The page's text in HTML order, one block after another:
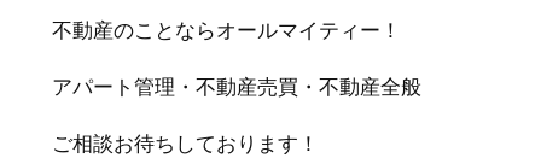
不動産のことならオールマイティー！
アパート管理・不動産売買・不動産全般
ご相談お待ちしております！